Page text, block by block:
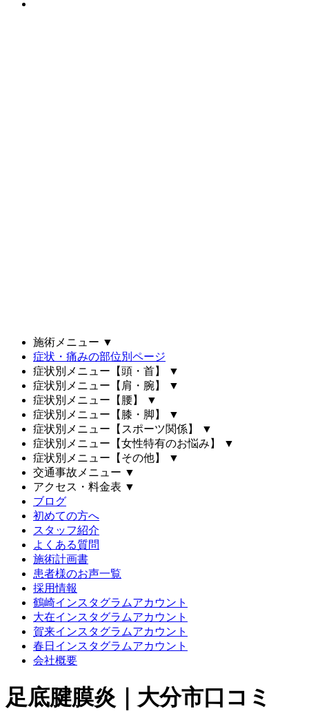
施術メニュー ▼
症状・痛みの部位別ページ
症状別メニュー【頭・首】
▼
症状別メニュー【肩・腕】
▼
症状別メニュー【腰】
▼
症状別メニュー【膝・脚】
▼
症状別メニュー【スポーツ関係】
▼
症状別メニュー【女性特有のお悩み】
▼
症状別メニュー【その他】
▼
交通事故メニュー ▼
アクセス・料金表 ▼
ブログ
初めての方へ
スタッフ紹介
よくある質問
施術計画書
患者様のお声一覧
採用情報
鶴崎インスタグラムアカウント
大在インスタグラムアカウント
賀来インスタグラムアカウント
春日インスタグラムアカウント
会社概要
足底腱膜炎｜大分市口コミ